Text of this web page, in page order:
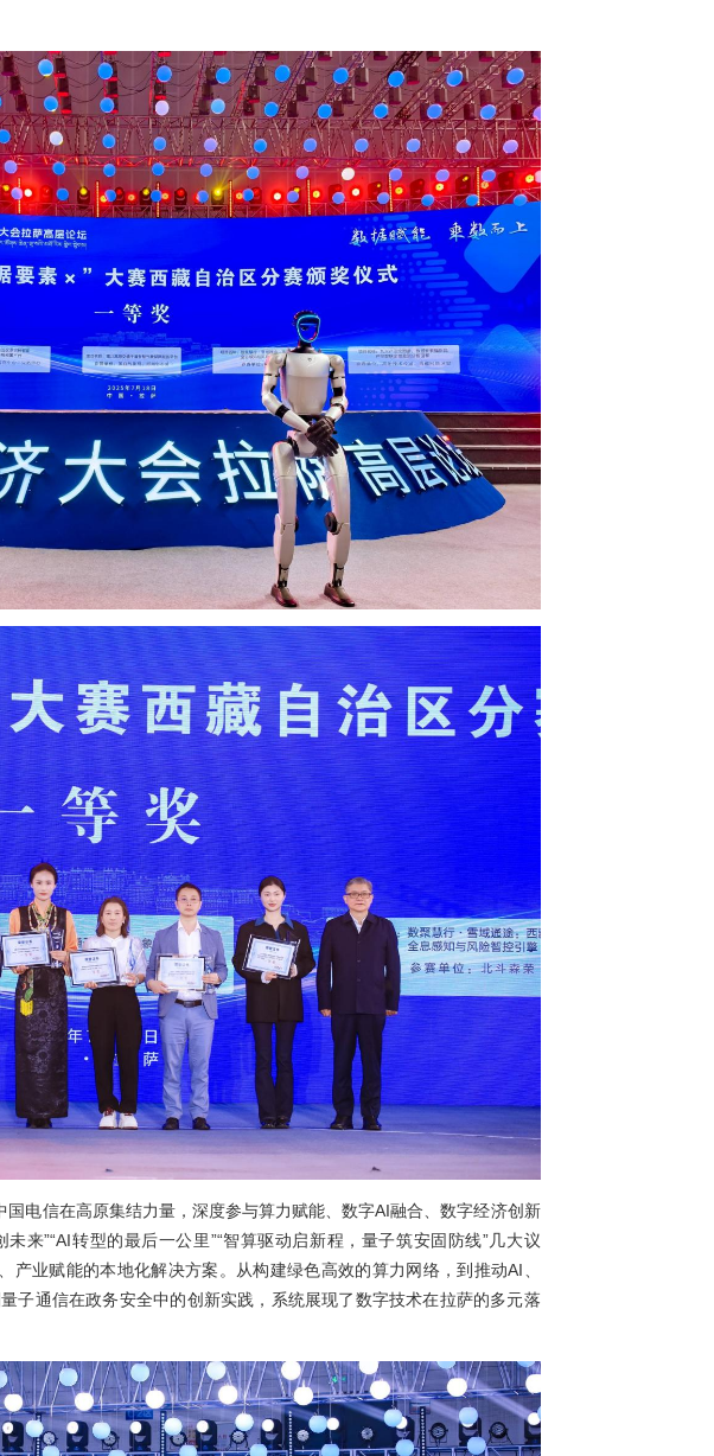
化配置，释放数字红利，大会期间同步举行了2025年“数据要素X”大赛西藏自治区
要素在政务治理、产业转型、民生服务等领域的创新应用，旨在挖掘和孵化具有前
启动以来，分赛受到社会各界广泛关注，共吸引61支团队报名参赛，充分体现了
限潜力。通过本次颁奖，不仅表彰了优秀成果，也进一步营造了鼓励创新、支持实